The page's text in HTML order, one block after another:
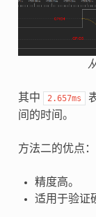
其中 2.657ms
间的时间。
方法二的优点：
精度高。
适用于验证